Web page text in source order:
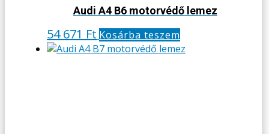
Audi A4 B6 motorvédő lemez
54 671 Ft Kosárba teszem